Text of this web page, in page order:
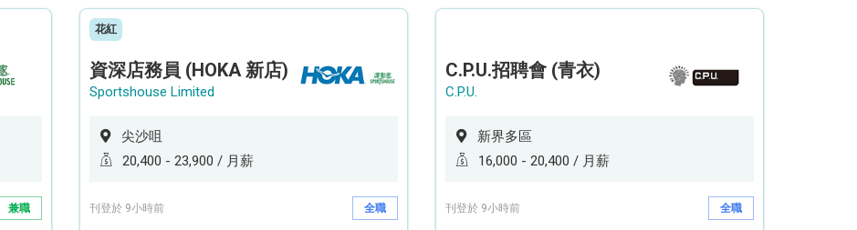
兼職
花紅
資深店務員 (HOKA 新店)
Sportshouse Limited
尖沙咀
20,400 - 23,900 / 月薪
刊登於 9小時前 全職
C.P.U.招聘會 (青衣)
C.P.U.
新界多區
16,000 - 20,400 / 月薪
刊登於 9小時前 全職